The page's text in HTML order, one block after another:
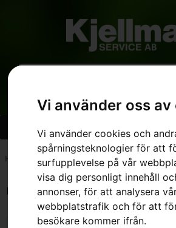
Vi använder oss
Vi använder cookies och
spårningsteknologier för att
surfupplevelse på vår
visa dig personligt innehåll
annonser, för att analysera
webbplatstrafik och för att
besökare kommer ifrån.
Hem 7391883008591
Endast ett sökresultat